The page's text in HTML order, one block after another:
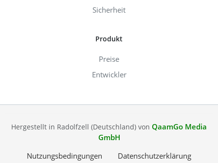
Sicherheit
Produkt
Preise
Entwickler
Hergestellt in Radolfzell (Deutschland) von QaamGo Media
GmbH
Nutzungsbedingungen
Datenschutzerklärung